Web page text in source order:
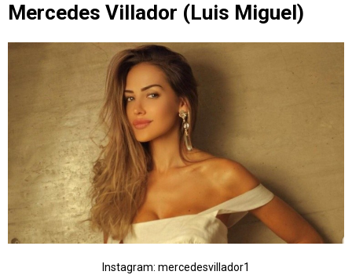
Mercedes Villador (Luis Miguel)
Instagram: mercedesvillador1